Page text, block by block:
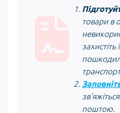
товари в
поштою.